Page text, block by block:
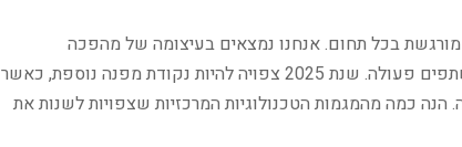
בכל תחום. אנחנו נמצאים בעיצומה של מהפכה
טכנולוגית שמשנה את הדרך בה אנשים עובדים, מתקשרים ומשתפים פעולה. שנת 2025 צפויה להיות נקודת מפנה נוספת, כאשר
כמה מהמגמות הטכנולוגיות המרכזיות שצפויות לשנות את